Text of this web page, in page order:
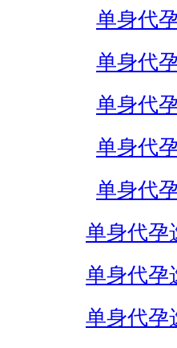
单身代
单身代
单身代
单身代
单身代
单身代孕
单身代孕
单身代孕